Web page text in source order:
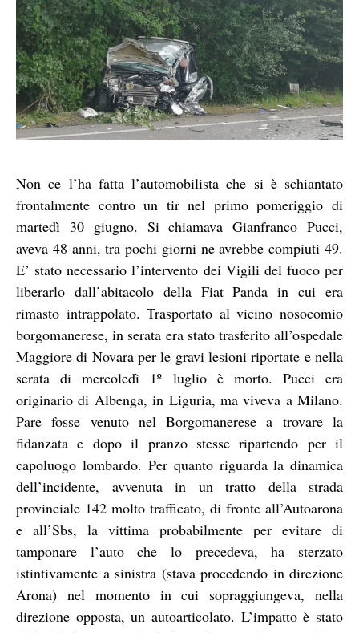
Non ce l’ha fatta l’automobilista che si è schiantato
frontalmente contro un tir nel primo pomeriggio di
martedì 30 giugno. Si chiamava Gianfranco Pucci,
aveva 48 anni, tra pochi giorni ne avrebbe compiuti 49.
E’ stato necessario l’intervento dei Vigili del fuoco per
liberarlo dall’abitacolo della Fiat Panda in cui era
rimasto intrappolato. Trasportato al vicino nosocomio
borgomanerese, in serata era stato trasferito all’ospedale
Maggiore di Novara per le gravi lesioni riportate e nella
serata di mercoledì 1º luglio è morto. Pucci era
originario di Albenga, in Liguria, ma viveva a Milano.
Pare fosse venuto nel Borgomanerese a trovare la
fidanzata e dopo il pranzo stesse ripartendo per il
capoluogo lombardo. Per quanto riguarda la dinamica
dell’incidente, avvenuta in un tratto della strada
provinciale 142 molto trafficato, di fronte all’Autoarona
e all’Sbs, la vittima probabilmente per evitare di
tamponare l’auto che lo precedeva, ha sterzato
istintivamente a sinistra (stava procedendo in direzione
Arona) nel momento in cui sopraggiungeva, nella
direzione opposta, un autoarticolato. L’impatto è stato